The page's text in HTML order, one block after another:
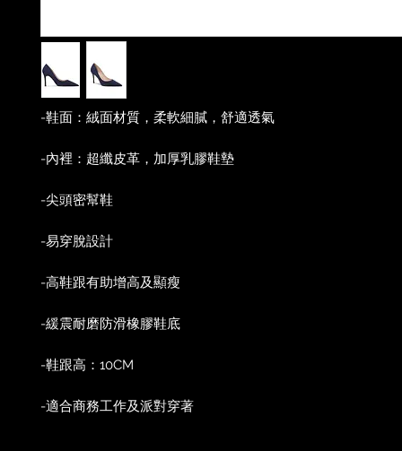
-鞋面：絨面材質，柔軟細膩，舒適透氣
-內裡：超纖皮革，加厚乳膠鞋墊
-尖頭密幫鞋
-易穿脫設計
-高鞋跟有助增高及顯瘦
-緩震耐磨防滑橡膠鞋底
-鞋跟高：10CM
-適合商務工作及派對穿著